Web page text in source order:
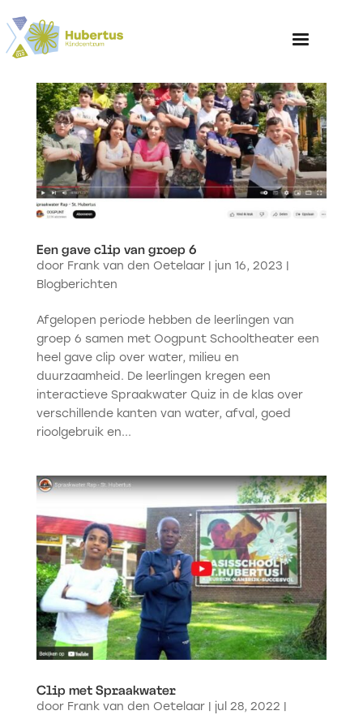
Home
Over het
Een gave clip van groep 6
door Frank van den Oetelaar| jun 16, 2023 |
Blogberichten
Afgelopen periode hebben de leerlingen van
groep 6 samen met Oogpunt Schooltheater een
heel gave clip over water, milieu en
duurzaamheid. De leerlingen kregen een
interactieve Spraakwater Quiz in de klas over
verschillende kanten van water, afval, goed
rioolgebruik en...
Clip met Spraakwater
door Frank van den Oetelaar| jul 28, 2022 |